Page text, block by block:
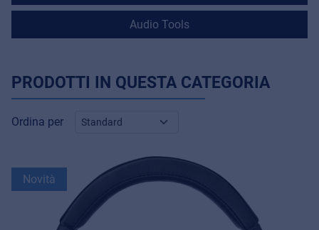
Audio Tools
PRODOTTI IN QUESTA CATEGORIA
Ordina per
Novità